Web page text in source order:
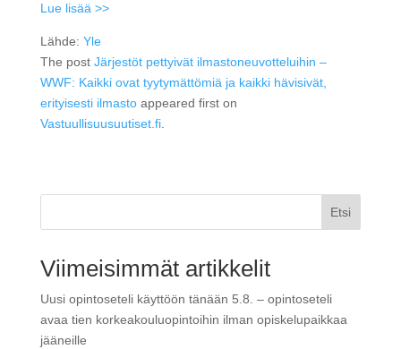
Lue lisää >>
Lähde: Yle
The post Järjestöt pettyivät ilmastoneuvotteluihin –
WWF: Kaikki ovat tyytymättömiä ja kaikki hävisivät,
erityisesti ilmastoappeared first on
Vastuullisuusuutiset.fi.
Etsi
Viimeisimmät artikkelit
Uusi opintoseteli käyttöön tänään 5.8. – opintoseteli
avaa tien korkeakouluopintoihin ilman opiskelupaikkaa
jääneille